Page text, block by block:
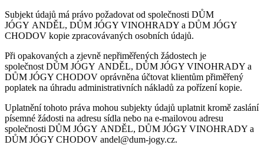
Subjekt údajů má právo požadovat od společnosti DŮM
JÓGY ANDĚL, DŮM JÓGY VINOHRADY a DŮM JÓGY
CHODOV kopie zpracovávaných osobních údajů.
Při opakovaných a zjevně nepřiměřených žádostech je
společnost DŮM JÓGY ANDĚL, DŮM JÓGY VINOHRADY a
DŮM JÓGY CHODOV oprávněna účtovat klientům přiměřený
poplatek na úhradu administrativních nákladů za pořízení kopie.
Uplatnění tohoto práva mohou subjekty údajů uplatnit kromě zaslání
písemné žádosti na adresu sídla nebo na e-mailovou adresu
společnosti DŮM JÓGY ANDĚL, DŮM JÓGY VINOHRADY a
DŮM JÓGY CHODOV andel@dum-jogy.cz.